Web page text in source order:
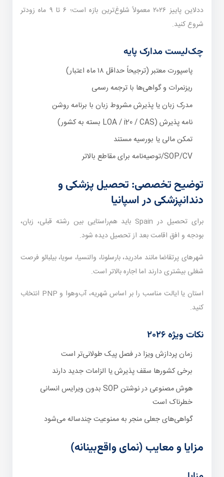
ددلاین پاییز ۲۰۲۶ معمولاً شلوغ‌ترین بازه است؛ ۶ تا ۹ ماه زودتر
شروع کنید.
چک‌لیست مدارک پایه
پاسپورت معتبر (ترجیحاً حداقل ۱۸ ماه اعتبار)
ریزنمرات و گواهی‌ها با ترجمه رسمی
مدرک زبان یا پذیرش مشروط زبان با برنامه روشن
نامه پذیرش (LOA / i20 / CAS بسته به کشور)
تمکن مالی یا بورسیه مستند
SOP/CV/توصیه‌نامه برای مقاطع بالاتر
توضیح تخصصی: تحصیل پزشکی و
دندانپزشکی در اسپانیا
برای تحصیل در Spain باید هم‌راستایی بین رشته قبلی، زبان،
بودجه و افق اقامت بعد از تحصیل دیده شود.
شهرهای پرتقاضا مانند مادرید، بارسلونا، والنسیا، سویا، بیلبائو فرصت
شغلی بیشتری دارند اما اجاره بالاتر است.
استان یا ایالت مناسب را بر اساس شهریه، آب‌وهوا و PNP انتخاب
کنید.
نکات ویژه ۲۰۲۶
زمان پردازش ویزا در فصل پیک طولانی‌تر است
برخی کشورها سقف پذیرش یا الزامات جدید دارند
هوش مصنوعی در نوشتن SOP بدون ویرایس انسانی
خطرناک است
گواهی‌های جعلی منجر به ممنوعیت چندساله می‌شود
مزایا و معایب (نمای واقع‌بینانه)